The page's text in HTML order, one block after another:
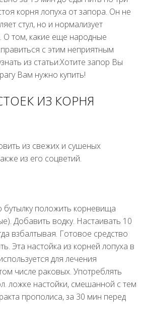
корня лопуха от запора. Он не
стул, но и нормализует
О том, какие еще народные
с этим неприятным
из статьи:Хотите запор Вы
Вам нужно купить!
ИЗ КОРНЯ
из свежих и сушеных
из его соцветий.
бутылку положить корневища
Добавить водку. Настаивать 10
взбалтывая. Готовое средство
Эта настойка из корней лопуха в
для лечения
числе раковых. Употреблять
ложке настойки, смешанной с тем
прополиса, за 30 мин перед